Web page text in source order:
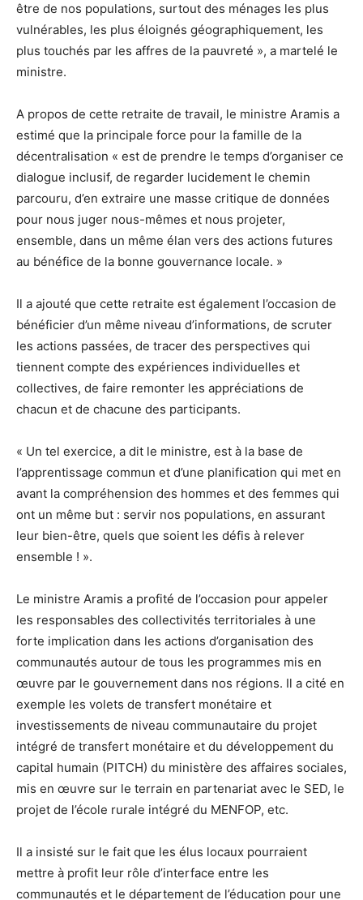
être de nos populations, surtout des ménages les plus
vulnérables, les plus éloignés géographiquement, les
plus touchés par les affres de la pauvreté », a martelé le
ministre.
A propos de cette retraite de travail, le ministre Aramis a
estimé que la principale force pour la famille de la
décentralisation « est de prendre le temps d’organiser ce
dialogue inclusif, de regarder lucidement le chemin
parcouru, d’en extraire une masse critique de données
pour nous juger nous-mêmes et nous projeter,
ensemble, dans un même élan vers des actions futures
au bénéfice de la bonne gouvernance locale. »
Il a ajouté que cette retraite est également l’occasion de
bénéficier d’un même niveau d’informations, de scruter
les actions passées, de tracer des perspectives qui
tiennent compte des expériences individuelles et
collectives, de faire remonter les appréciations de
chacun et de chacune des participants.
« Un tel exercice, a dit le ministre, est à la base de
l’apprentissage commun et d’une planification qui met en
avant la compréhension des hommes et des femmes qui
ont un même but : servir nos populations, en assurant
leur bien-être, quels que soient les défis à relever
ensemble ! ».
Le ministre Aramis a profité de l’occasion pour appeler
les responsables des collectivités territoriales à une
forte implication dans les actions d’organisation des
communautés autour de tous les programmes mis en
œuvre par le gouvernement dans nos régions. Il a cité en
exemple les volets de transfert monétaire et
investissements de niveau communautaire du projet
intégré de transfert monétaire et du développement du
capital humain (PITCH) du ministère des affaires sociales,
mis en œuvre sur le terrain en partenariat avec le SED, le
projet de l’école rurale intégré du MENFOP, etc.
Il a insisté sur le fait que les élus locaux pourraient
mettre à profit leur rôle d’interface entre les
communautés et le département de l’éducation pour une